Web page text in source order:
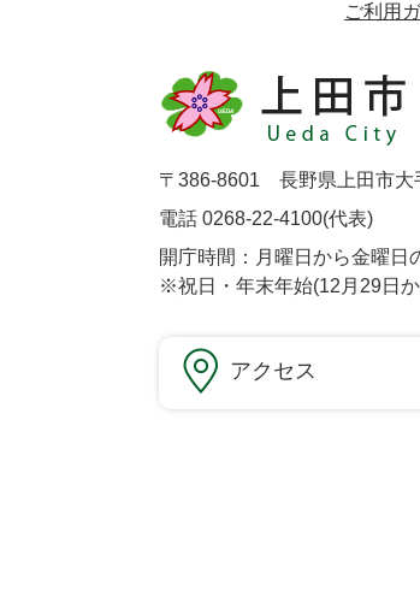
ご利用
〒386-8601 長野県上田市大
電話 0268-22-4100(代表)
開庁時間：月曜日から金曜日
※祝日・年末年始(12月29日か
アクセス